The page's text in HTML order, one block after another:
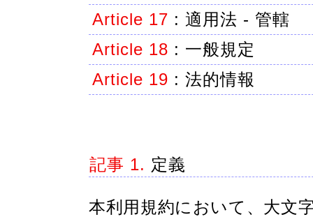
Article 17 : 適用法 - 管轄
Article 18 : 一般規定
Article 19 : 法的情報
記事 1. 定義
本利用規約において、大文